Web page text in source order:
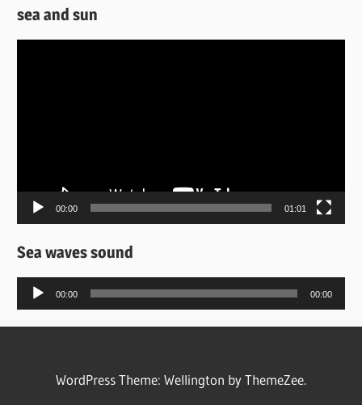
sea and sun
00:00 01:01
Sea waves sound
Πρόγραμμα
Αναπαραγωγής
00:00 00:00
WordPress Theme: Wellington by ThemeZee.